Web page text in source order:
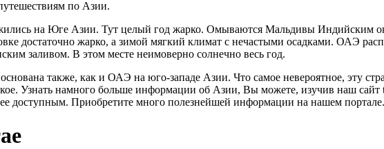
по Азии.
на Юге Азии. Тут целый год жарко. Омываются Мальдивы Индийским
достаточно жарко, а зимой мягкий климат с нечастыми осадками. ОАЭ
заливом. В этом месте неимоверно солнечно весь год.
также, как и ОАЭ на юго-западе Азии. Что самое невероятное, эту
Узнать намного больше информации об Азии, Вы можете, изучив наш
доступным. Приобретите много полезнейшей информации на нашем портале.